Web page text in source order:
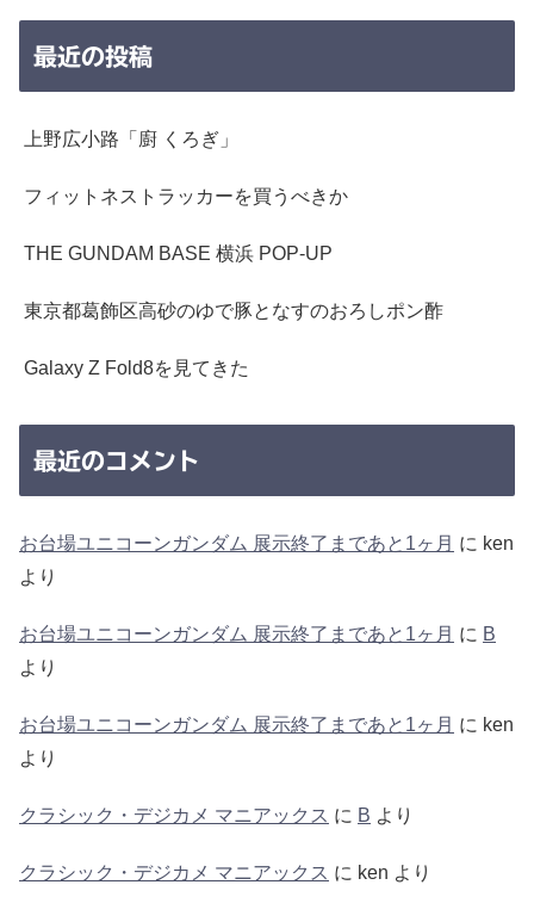
最近の投稿
上野広小路「廚 くろぎ」
フィットネストラッカーを買うべきか
THE GUNDAM BASE 横浜 POP-UP
東京都葛飾区高砂のゆで豚となすのおろしポン酢
Galaxy Z Fold8を見てきた
最近のコメント
お台場ユニコーンガンダム 展示終了まであと1ヶ月 に ken
より
お台場ユニコーンガンダム 展示終了まであと1ヶ月 に B
より
お台場ユニコーンガンダム 展示終了まであと1ヶ月 に ken
より
クラシック・デジカメ マニアックス に B より
クラシック・デジカメ マニアックス に ken より